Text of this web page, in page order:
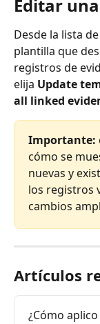
Editar
Desde la lista
plantilla que
registros de
elija Update
all linked
Importante:
cómo se
nuevas y
los registros
cambios
Artículos
¿Cómo